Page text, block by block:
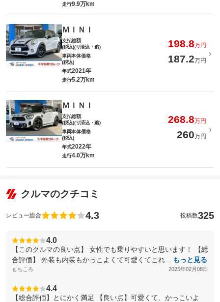
走行9.9万km
ＭＩＮＩ
支払総額
(税込)(リ済込・追)
198.8万円
車両本体価格
(税込)
187.2万円
年式2021年
走行5.2万km
ＭＩＮＩ
支払総額
(税込)(リ済込・追)
268.8万円
車両本体価格
(税込)
260万円
年式2022年
走行4.0万km
クルマのクチコミ
レビュー総合 4.3 投稿数325
4.0
【このクルマの良い点】 女性でも乗りやすいと思います！ 【総
合評価】 外装も内装もかっこよくて可愛くてこれ...
もっと見る
もちころ 2025年02月08日
4.4
【総合評価】とにかく満足 【良い点】可愛くて、かっこいよ